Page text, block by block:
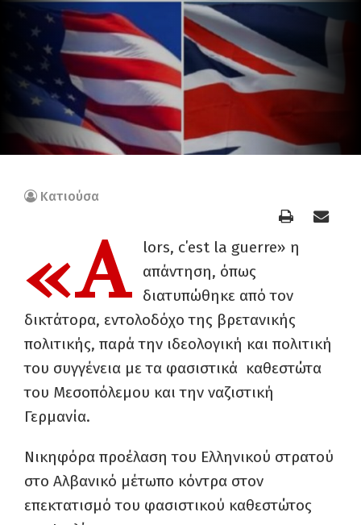
Κατιούσα
«A
lors, c΄est la guerre» η
απάντηση, όπως
διατυπώθηκε από τον
δικτάτορα, εντολοδόχο της βρετανικής
πολιτικής, παρά την ιδεολογική και πολιτική
του συγγένεια με τα φασιστικά καθεστώτα
του Μεσοπόλεμου και την ναζιστική
Γερμανία.
Νικηφόρα προέλαση του Ελληνικού στρατού
στο Αλβανικό μέτωπο κόντρα στον
επεκτατισμό του φασιστικού καθεστώτος